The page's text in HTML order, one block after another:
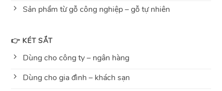
Sản phẩm từ gỗ công nghiệp – gỗ tự nhiên
👉 KÉT SẮT
Dùng cho công ty – ngân hàng
Dùng cho gia đình – khách sạn